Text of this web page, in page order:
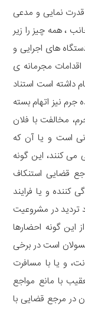
نمایی و مدعی
، همه چیز را زیر
های اجرایی و
مجرمانه ی
داشته است استناد
نیز اتهام بسته
مخالفت با فلان
است و یا آن که
می کنند، این گونه
قضایی استنکاف
کننده و یا فرایند
تردید در مشروعیت
این گونه احضارها
است در برخی
و یا با مسافرت
با مانع مواجع
در مرجع قضایی با